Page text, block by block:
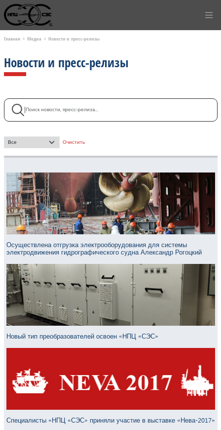
Главная Медиа Новости и пресс-релизы
Новости и пресс-релизы
Поиск
- Выбор месяца - Очистить
Осуществлена отгрузка электрооборудования для системы
электродвижения гидрографического судна Александр Рогоцкий
Новый тип преобразователей освоен «НПЦ «СЭС»
Специалисты «НПЦ «СЭС» приняли участие в выставке «Нева-2017»